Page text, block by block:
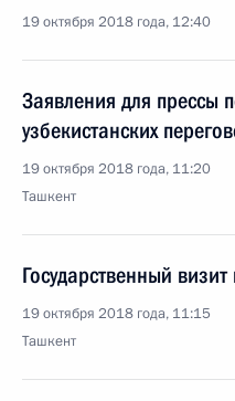
19 октября 2018 года, 12:40
Заявления для прессы
узбекистанских
19 октября 2018 года, 11:20
Ташкент
Государственный визит
19 октября 2018 года, 11:15
Ташкент